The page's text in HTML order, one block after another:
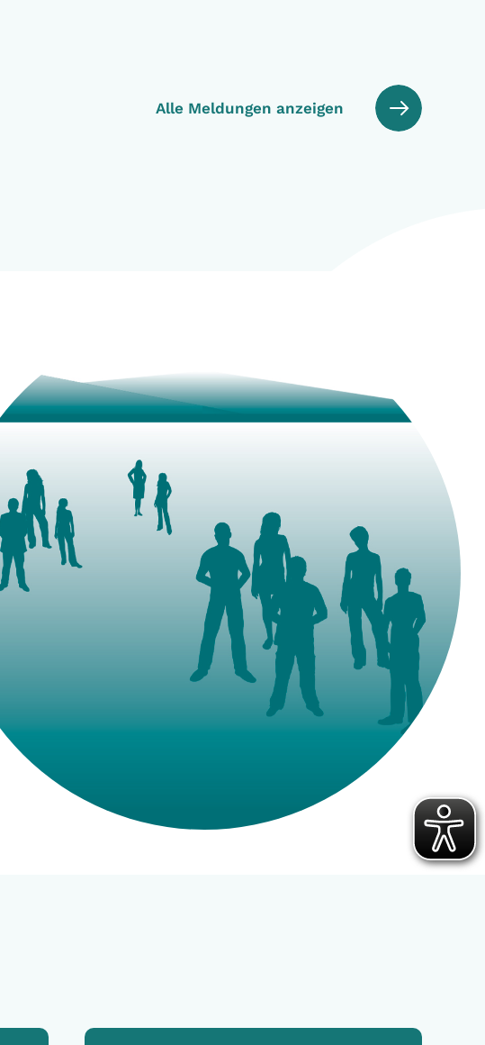
Alle Meldungen anzeigen